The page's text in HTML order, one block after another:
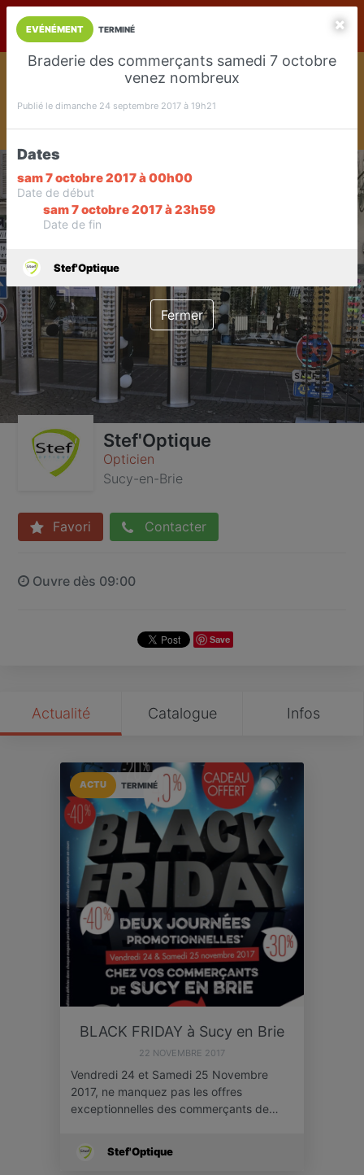
LaCarte Play Store
Installez l'App LaCarte
Téléchargez gratuitement l'app LaCarte pour suivre vos
commerces favoris et ne rien rater !
Télécharger Plus tard
Stef'Optique
Opticien
Sucy-en-Brie
Favori Contacter
Ouvre dès 09:00
Save
Actualité Catalogue Infos
TERMINÉ
ACTU
BLACK FRIDAY à Sucy en Brie
22 NOVEMBRE 2017
Vendredi 24 et Samedi 25 Novembre
2017, ne manquez pas les offres
exceptionnelles des commerçants de…
Stef'Optique
TERMINÉ
EVÉNÉMENT
Braderie des commerçants samedi 7 octobre
venez nombreux
Publié le dimanche 24 septembre 2017 à 19h21
Dates
sam 7 octobre 2017 à 00h00
Date de début
sam 7 octobre 2017 à 23h59
Date de fin
Stef'Optique
Fermer